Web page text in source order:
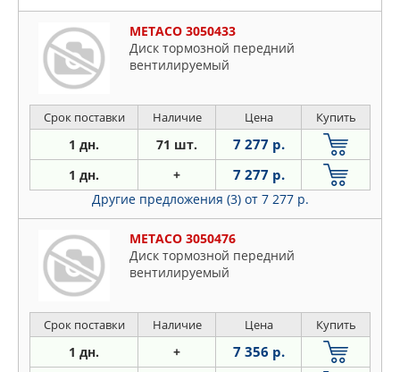
METACO 3050433
Диск тормозной передний
вентилируемый
Срок поставки Наличие Цена Купить
1 дн. 71 шт. 7 277 р.
1 дн. + 7 277 р.
Другие предложения (3) от 7 277 р.
METACO 3050476
Диск тормозной передний
вентилируемый
Срок поставки Наличие Цена Купить
1 дн. + 7 356 р.